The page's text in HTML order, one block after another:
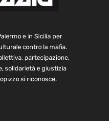
e in Sicilia per
contro la mafia.
partecipazione,
solidarietà e giustizia
si riconosce.